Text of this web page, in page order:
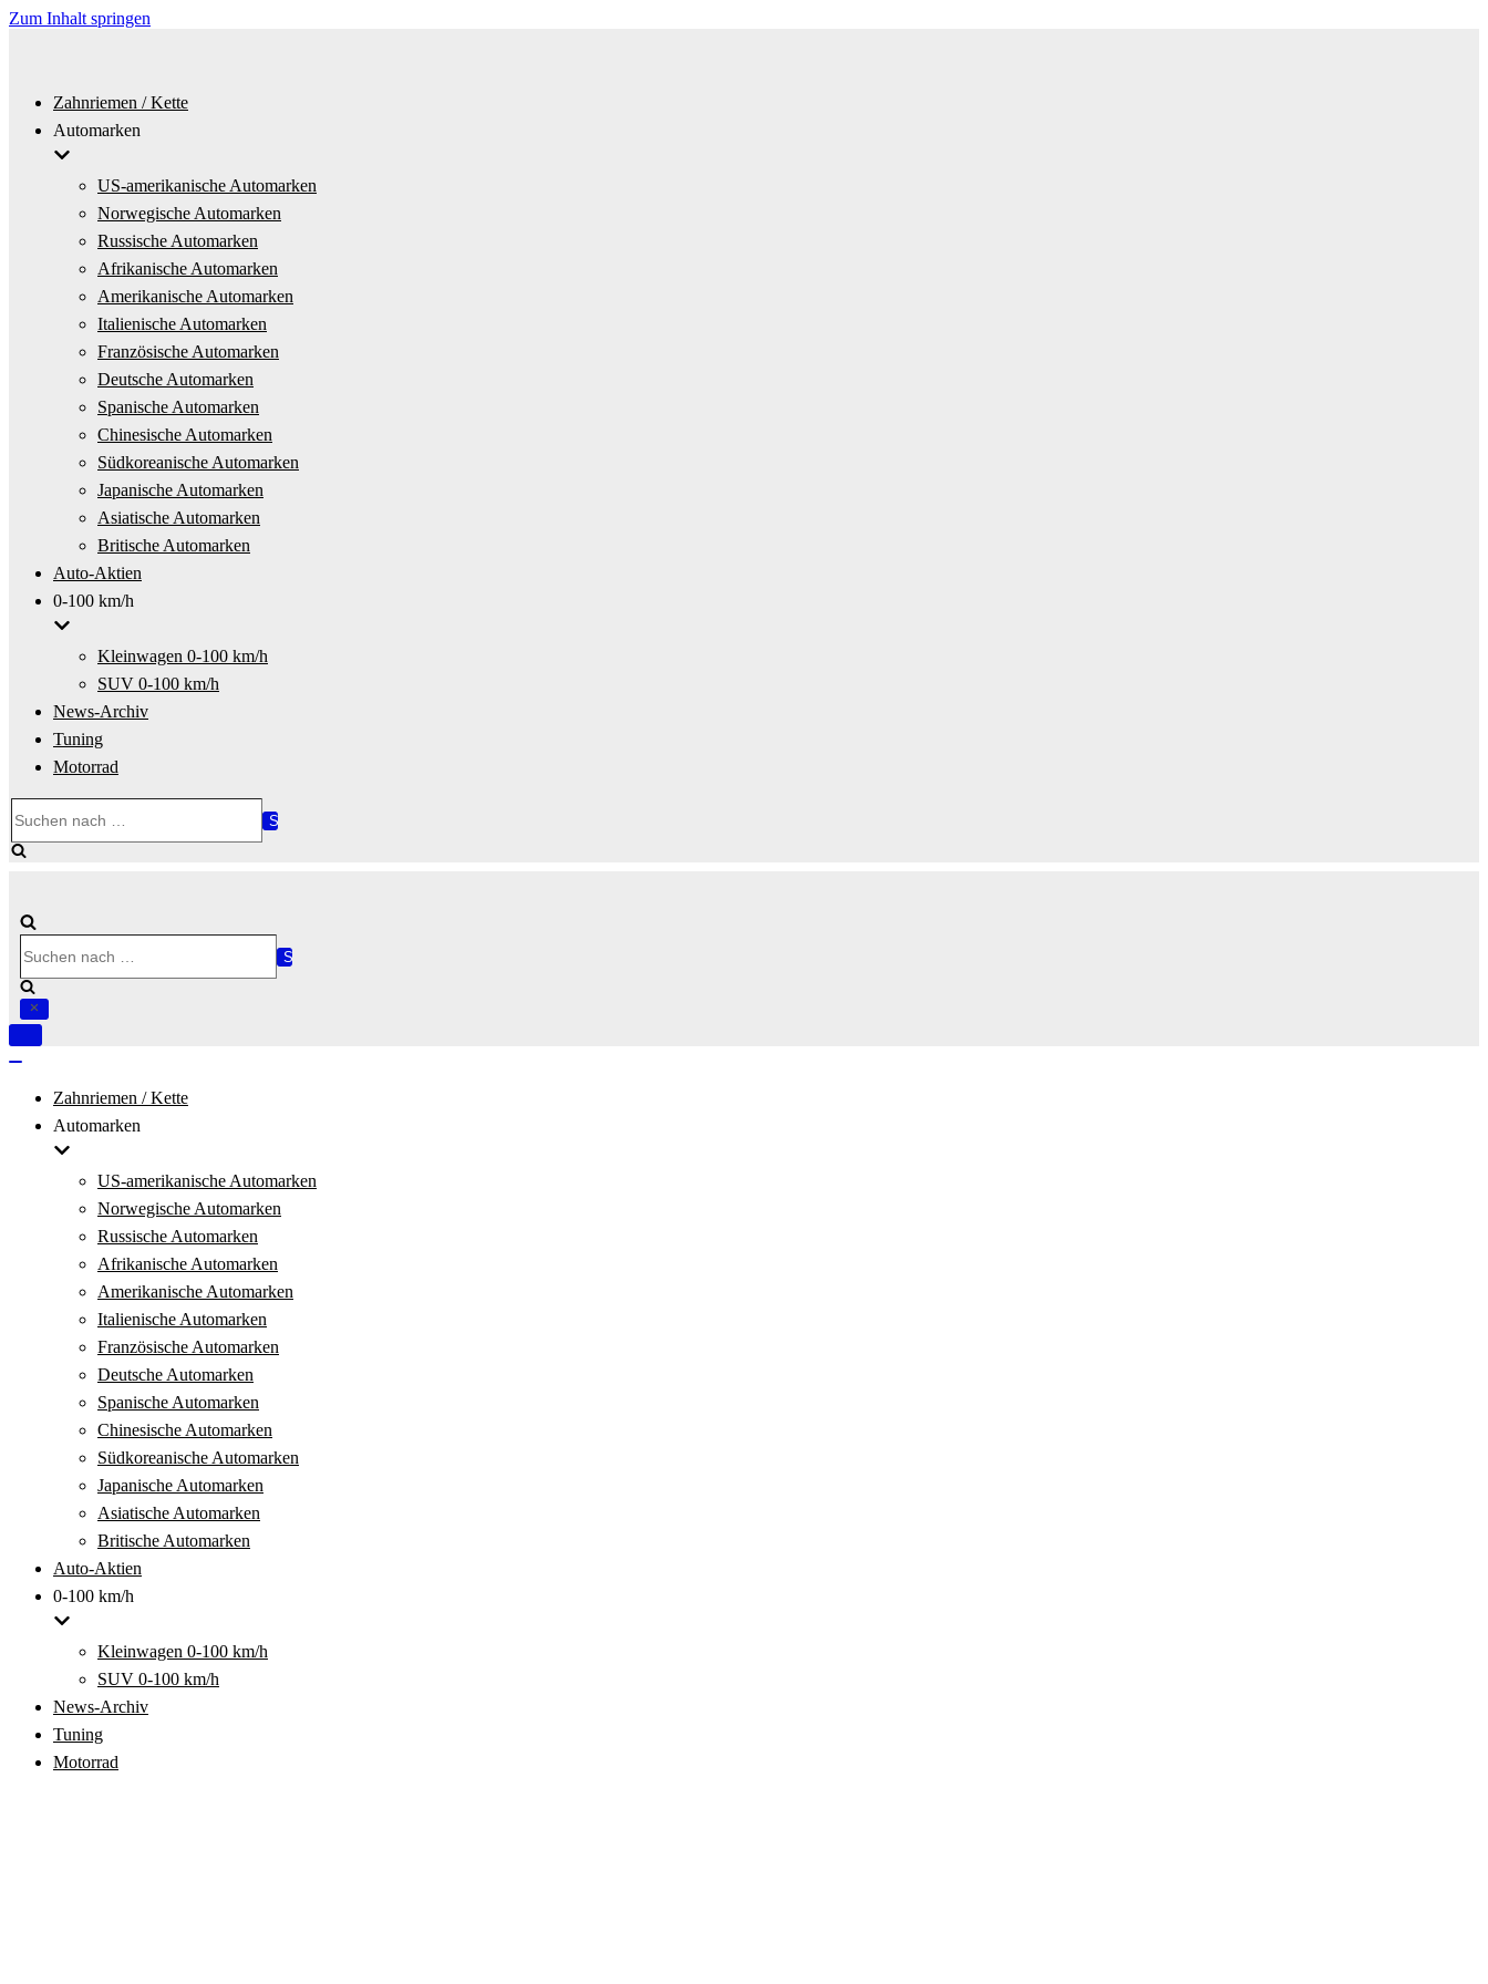
Zum Inhalt springen
Zahnriemen / Kette
Automarken
US-amerikanische Automarken
Norwegische Automarken
Russische Automarken
Afrikanische Automarken
Amerikanische Automarken
Italienische Automarken
Französische Automarken
Deutsche Automarken
Spanische Automarken
Chinesische Automarken
Südkoreanische Automarken
Japanische Automarken
Asiatische Automarken
Britische Automarken
Auto-Aktien
0-100 km/h
Kleinwagen 0-100 km/h
SUV 0-100 km/h
News-Archiv
Tuning
Motorrad
nach …
nach …
Navigation
Zahnriemen / Kette
Automarken
US-amerikanische Automarken
Norwegische Automarken
Russische Automarken
Afrikanische Automarken
Amerikanische Automarken
Italienische Automarken
Französische Automarken
Deutsche Automarken
Spanische Automarken
Chinesische Automarken
Südkoreanische Automarken
Japanische Automarken
Asiatische Automarken
Britische Automarken
Auto-Aktien
0-100 km/h
Kleinwagen 0-100 km/h
SUV 0-100 km/h
News-Archiv
Tuning
Motorrad